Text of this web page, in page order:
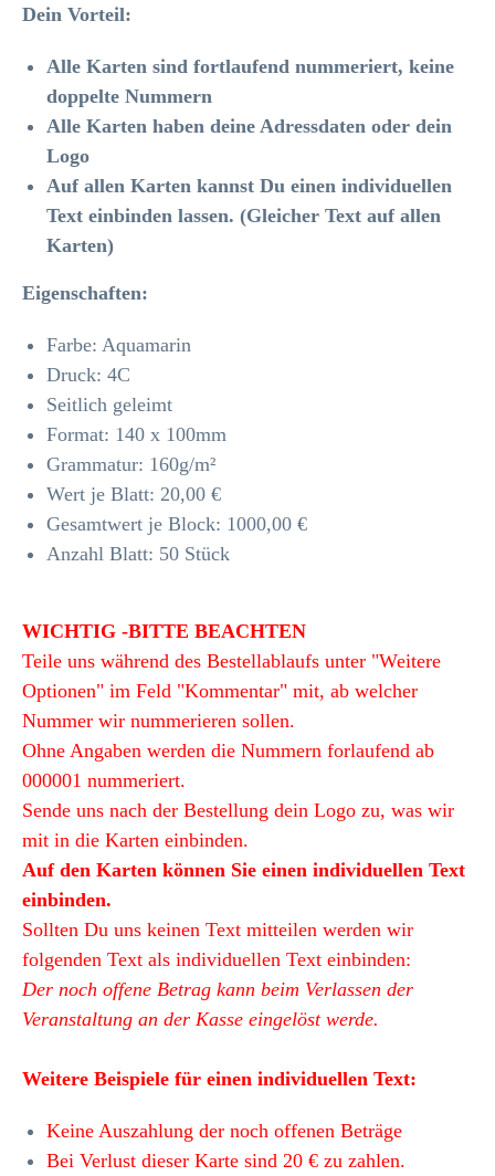
Dein Vorteil:
Alle Karten sind fortlaufend nummeriert, keine
doppelte Nummern
Alle Karten haben deine Adressdaten oder dein
Logo
Auf allen Karten kannst Du einen individuellen
Text einbinden lassen. (Gleicher Text auf allen
Karten)
Eigenschaften:
Farbe: Aquamarin
Druck: 4C
Seitlich geleimt
Format: 140 x 100mm
Grammatur: 160g/m²
Wert je Blatt: 20,00 €
Gesamtwert je Block: 1000,00 €
Anzahl Blatt: 50 Stück
WICHTIG -BITTE BEACHTEN
Teile uns während des Bestellablaufs unter "Weitere
Optionen" im Feld "Kommentar" mit, ab welcher
Nummer wir nummerieren sollen.
Ohne Angaben werden die Nummern forlaufend ab
000001 nummeriert.
Sende uns nach der Bestellung dein Logo zu, was wir
mit in die Karten einbinden.
Auf den Karten können Sie einen individuellen Text
einbinden.
Sollten Du uns keinen Text mitteilen werden wir
folgenden Text als individuellen Text einbinden:
Der noch offene Betrag kann beim Verlassen der
Veranstaltung an der Kasse eingelöst werde.
Weitere Beispiele für einen individuellen Text:
Keine Auszahlung der noch offenen Beträge
Bei Verlust dieser Karte sind 20 € zu zahlen.